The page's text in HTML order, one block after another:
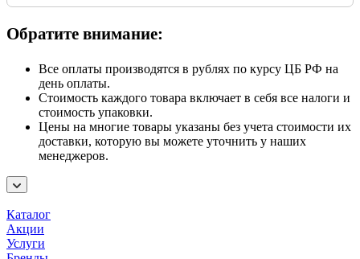
Обратите внимание:
Все оплаты производятся в рублях по курсу ЦБ РФ на
день оплаты.
Стоимость каждого товара включает в себя все налоги и
стоимость упаковки.
Цены на многие товары указаны без учета стоимости их
доставки, которую вы можете уточнить у наших
менеджеров.
Каталог
Акции
Услуги